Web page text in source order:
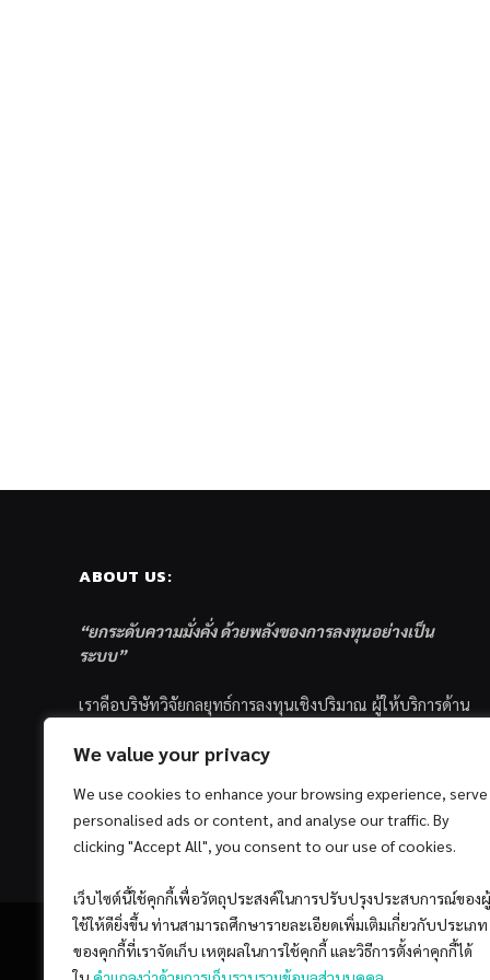
We value your privacy
We use cookies to enhance your browsing experience, serve
personalised ads or content, and analyse our traffic. By
clicking "Accept All", you consent to our use of cookies.
เว็บไซต์นี้ใช้คุกกี้เพื่อวัตถุประสงค์ในการปรับปรุงประสบการณ์ของผู้
ใช้ให้ดียิ่งขึ้น ท่านสามารถศึกษารายละเอียดเพิ่มเติมเกี่ยวกับประเภท
ของคุกกี้ที่เราจัดเก็บ เหตุผลในการใช้คุกกี้ และวิธีการตั้งค่าคุกกี้ได้
ABOUT US:
“ยกระดับความมั่งคั่ง ด้วยพลังของการลงทุนอย่างเป็น
ระบบ”
เราคือบริษัทวิจัยกลยุทธ์การลงทุนเชิงปริมาณ ผู้ให้บริการด้าน
ส่วนบุคคล ซึ่งมีเป้าหมายที่จะช่วยเหลือให้นักลงทุนไทย
ด้วยแนวคิดและกระบวนการลงทุนอย่างเป็นระบบแบบ
Quantitative & Systematic Investing